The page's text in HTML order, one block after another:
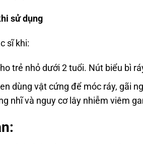
sử dụng
sĩ khi:
trẻ nhỏ dưới 2 tuổi. Nút biểu bì
dùng vật cứng để móc ráy, gãi
nhĩ và nguy cơ lây nhiễm viêm